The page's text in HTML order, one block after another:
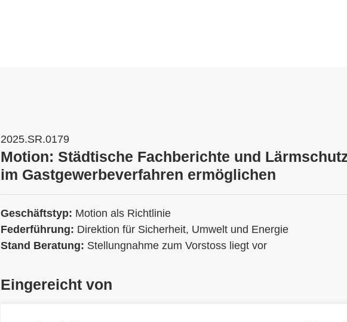
2025.SR.0179
Motion: Städtische Fachberichte und
im Gastgewerbeverfahren ermöglichen
Geschäftstyp: Motion als Richtlinie
Federführung: Direktion für Sicherheit, Umwelt und Energie
Stand Beratung: Stellungnahme zum Vorstoss liegt vor
Eingereicht von